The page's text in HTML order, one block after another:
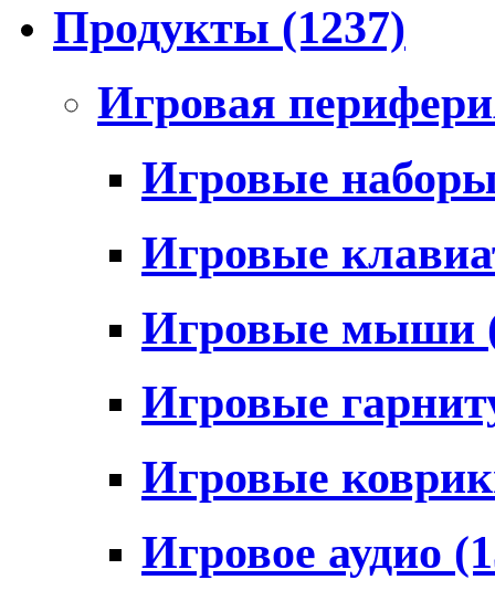
Продукты (1237)
Игровая
Игровые
Игровые
Игровые мыши
Игровые
Игровые
Игровое аудио